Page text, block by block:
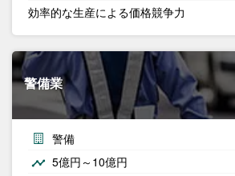
効率的な生産による価格競争力
警備業
警備
5億円～10億円